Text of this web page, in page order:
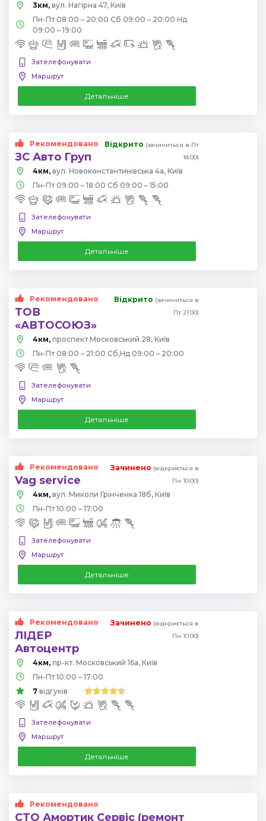
3км, вул. Нагірна 47, Київ
Пн-Пт 08:00 – 20:00 Сб 09:00 – 20:00 Нд
09:00 – 19:00
Зателефонувати
Маршрут
Детальніше
Рекомендовано
ЗС Авто Груп
Відкрито (зачиниться в Пт
18:00)
4км, вул. Новоконстантинівська 4а, Київ
Пн-Пт 09:00 – 18:00 Сб 09:00 – 15:00
Зателефонувати
Маршрут
Детальніше
Рекомендовано
ТОВ
«АВТОСОЮЗ»
Відкрито (зачиниться в
Пт 21:00)
4км, проспект Московський 28, Київ
Пн-Пт 08:00 – 21:00 Сб,Нд 09:00 – 20:00
Зателефонувати
Маршрут
Детальніше
Рекомендовано
Vag service
Зачинено (відкриється в
Пн 10:00)
4км, вул. Миколи Грінченка 18б, Київ
Пн-Пт 10:00 – 17:00
Зателефонувати
Маршрут
Детальніше
Рекомендовано
ЛІДЕР
Автоцентр
Зачинено (відкриється в
Пн 10:00)
4км, пр-кт. Московський 16а, Київ
Пн-Пт 10:00 – 17:00
7 відгуків
Зателефонувати
Маршрут
Детальніше
Рекомендовано
СТО Амортик Сервіс (ремонт